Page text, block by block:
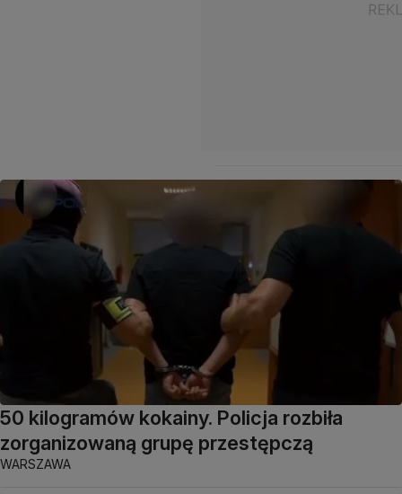
50 kilogramów kokainy. Policja rozbiła
zorganizowaną grupę przestępczą
WARSZAWA